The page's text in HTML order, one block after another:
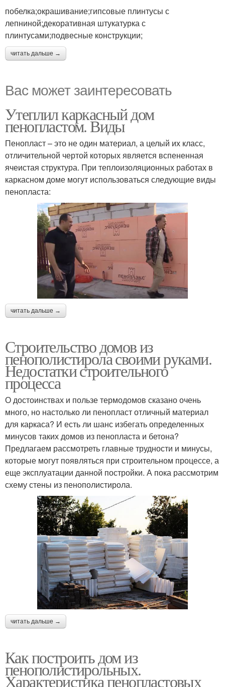
побелка;окрашивание;гипсовые плинтусы с
лепниной;декоративная штукатурка с
плинтусами;подвесные конструкции;
читать дальше →
Вас может заинтересовать
Утеплил каркасный дом
пенопластом. Виды
Пенопласт – это не один материал, а целый их класс,
отличительной чертой которых является вспененная
ячеистая структура. При теплоизоляционных работах в
каркасном доме могут использоваться следующие виды
пенопласта:
читать дальше →
Строительство домов из
пенополистирола своими руками.
Недостатки строительного
процесса
О достоинствах и пользе термодомов сказано очень
много, но настолько ли пенопласт отличный материал
для каркаса? И есть ли шанс избегать определенных
минусов таких домов из пенопласта и бетона?
Предлагаем рассмотреть главные трудности и минусы,
которые могут появляться при строительном процессе, а
еще эксплуатации данной постройки. А пока рассмотрим
схему стены из пенополистирола.
читать дальше →
Как построить дом из
пенополистирольных.
Характеристика пенопластовых